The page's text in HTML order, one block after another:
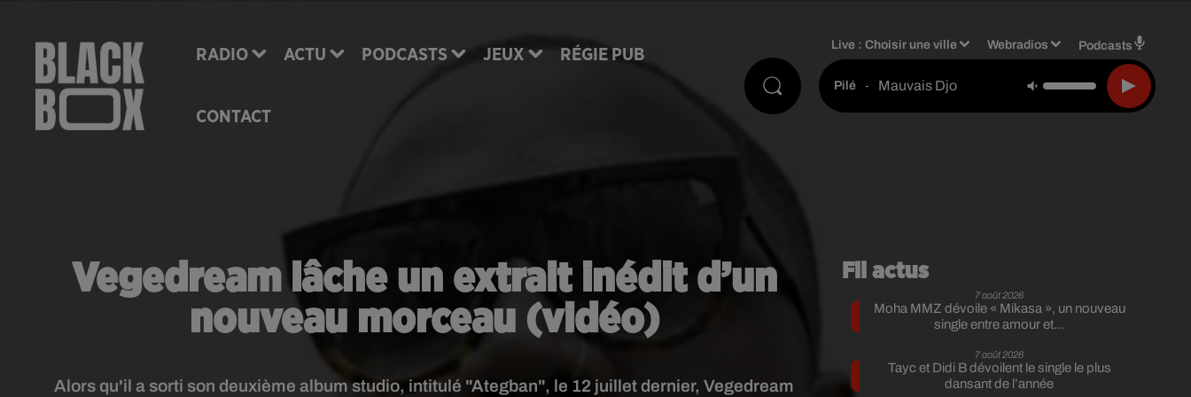
RADIO ACTU PODCASTS JEUX RÉGIE PUB
CONTACT
Live :Choisir une ville Webradios Podcasts
Pilé - Mauvais Djo
Vegedream lâche un extrait inédit d’un
nouveau morceau (vidéo)
Alors qu'il a sorti son deuxième album studio, intitulé "Ategban", le 12 juillet dernier, Vegedream
Fil actus
7 août 2026
Moha MMZ dévoile « Mikasa », un nouveau
single entre amour et...
7 août 2026
Tayc et Didi B dévoilent le single le plus
dansant de l’année